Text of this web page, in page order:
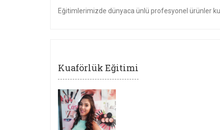
Eğitimlerimizde dünyaca ünlü profesyonel ürünler
Kuaförlük Eğitimi